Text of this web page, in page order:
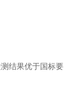
结果优于国标要